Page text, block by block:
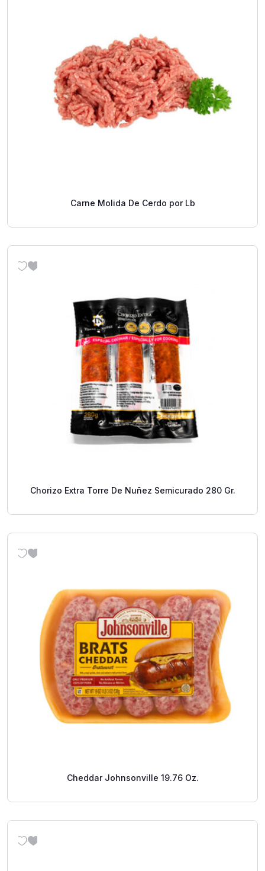
Carne Molida De Cerdo por Lb
Chorizo Extra Torre De Nuñez Semicurado 280 Gr.
Cheddar Johnsonville 19.76 Oz.